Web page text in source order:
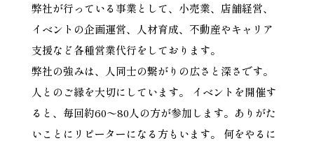
弊社が行っている事業として、小売業、店舗経営、
イベントの企画運営、人材育成、不動産やキャリア
支援など各種営業代行をしております。
弊社の強みは、人同士の繋がりの広さと深さです。
人とのご縁を大切にしています。 イベントを開催す
ると、毎回約60〜80人の方が参加します。ありがた
いことにリピーターになる方もいます。 何をやるに